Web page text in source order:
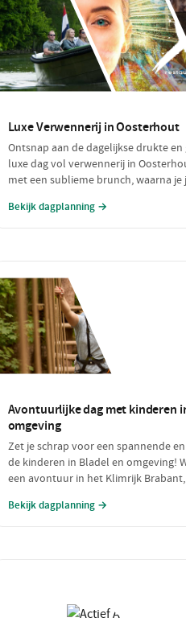
Luxe Verwennerij in Oosterhout
Ontsnap aan de dagelijkse drukte en
luxe dag vol verwennerij in
met een sublieme brunch, waarna je
diner. Tussen de culinaire
Bekijk dagplanning →
Avontuurlijke dag met kinderen
omgeving
Zet je schrap voor een spannende
de kinderen in Bladel en omgeving!
een avontuur in het Klimrijk Brabant,
lunch bij Brasserie 't Smokkelstrand,
Bekijk dagplanning →